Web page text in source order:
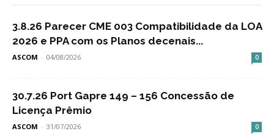
3.8.26 Parecer CME 003 Compatibilidade da LOA
2026 e PPA com os Planos decenais...
ASCOM - 04/08/2026 0
30.7.26 Port Gapre 149 – 156 Concessão de
Licença Prêmio
ASCOM - 31/07/2026 0